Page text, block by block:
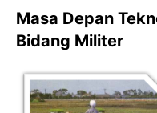
Masa Depan
Bidang Militer